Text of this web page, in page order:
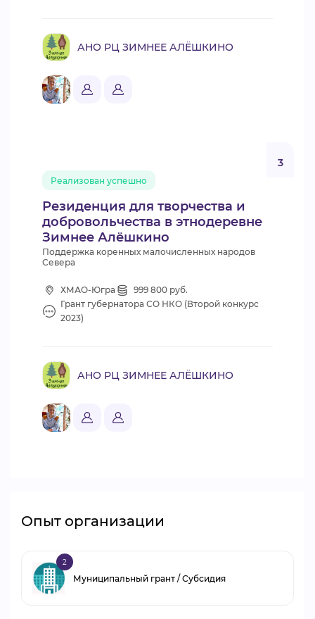
АНО РЦ ЗИМНЕЕ АЛЁШКИНО
Резиденция для творчества и
добровольчества в этнодеревне
Зимнее Алёшкино
Реализован успешно
3
Поддержка коренных малочисленных народов
Севера
ХМАО-Югра
999 800 руб.
Грант губернатора СО НКО (Второй конкурс
2023)
АНО РЦ ЗИМНЕЕ АЛЁШКИНО
Опыт организации
2
Муниципальный грант / Субсидия